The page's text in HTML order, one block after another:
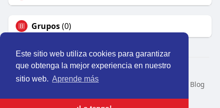
Este sitio web utiliza cookies para garantizar
que obtenga la mejor experiencia en nuestro
sitio web. Aprende más
Grupos(0)
© 2026 Perú Activo
Inicio
Nosotros Contacto
Blog